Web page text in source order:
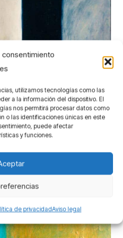
utilizamos tecnologías como las
a la información del dispositivo. El
nos permitirá procesar datos como
o las identificaciones únicas en este
puede afectar
y funciones.
de privacidadAviso legal